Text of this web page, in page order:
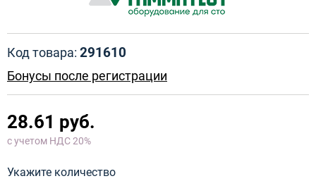
Код товара: 291610
Бонусы после регистрации
28.61 руб.
с учетом НДС 20%
Укажите количество